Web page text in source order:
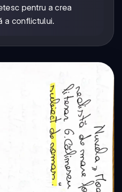
pentru a crea
a conflictului.